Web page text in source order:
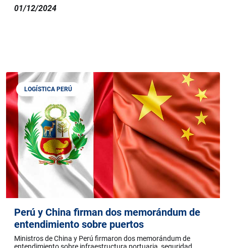
01/12/2024
LOGÍSTICA PERÚ
Perú y China firman dos memorándum de
entendimiento sobre puertos
Ministros de China y Perú firmaron dos memorándum de